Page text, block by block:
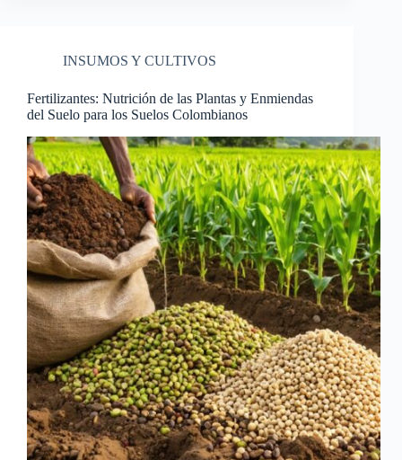
INSUMOS Y CULTIVOS
Fertilizantes: Nutrición de las Plantas y Enmiendas
del Suelo para los Suelos Colombianos